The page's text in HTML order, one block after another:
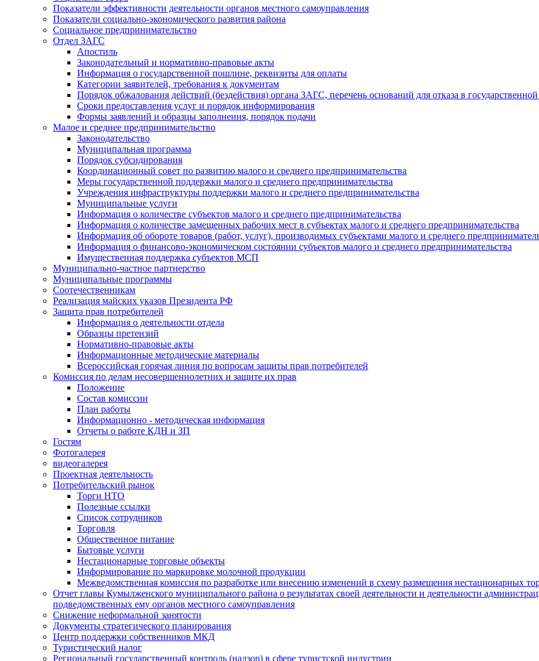
Показатели эффективности деятельности органов местного самоуправления
Показатели социально-экономического развития района
Социальное предпринимательство
Отдел ЗАГС
Апостиль
Законодательный и нормативно-правовые акты
Информация о государственной пошлине, реквизиты для оплаты
Категории заявителей, требования к документам
Порядок обжалования действий (бездействия) органа ЗАГС, перечень оснований для отказа в
Сроки предоставления услуг и порядок информирования
Формы заявлений и образцы заполнения, порядок подачи
Малое и среднее предпринимательство
Законодательство
Муниципальная программа
Порядок субсидирования
Координационный совет по развитию малого и среднего предпринимательства
Меры государственной поддержки малого и среднего предпринимательства
Учреждения инфраструктуры поддержки малого и среднего предпринимательства
Муниципальные услуги
Информация о количестве субъектов малого и среднего предпринимательства
Информация о количестве замещенных рабочих мест в субъектах малого и среднего предпринимательства
Информация об обороте товаров (работ, услуг), производимых субъектами малого и среднего
Информация о финансово-экономическом состоянии субъектов малого и среднего предпринимательства
Имущественная поддержка субъектов МСП
Муниципально-частное партнерство
Муниципальные программы
Соотечественникам
Реализация майских указов Президента РФ
Защита прав потребителей
Информация о деятельности отдела
Образцы претензий
Нормативно-правовые акты
Информационные методические материалы
Всероссийская горячая линия по вопросам защиты прав потребителей
Комиссия по делам несовершеннолетних и защите их прав
Положение
Состав комиссии
План работы
Информационно - методическая информация
Отчеты о работе КДН и ЗП
Гостям
Фотогалерея
видеогалерея
Проектная деятельность
Потребительский рынок
Торги НТО
Полезные ссылки
Список сотрудников
Торговля
Общественное питание
Бытовые услуги
Нестационарные торговые объекты
Информирование по маркировке молочной продукции
Межведомственная комиссия по разработке или внесению изменений в схему размещения нестационарных
Отчет главы Кумылженского муниципального района о результатах своей деятельности и деятельности
подведомственных ему органов местного самоуправления
Снижение неформальной занятости
Документы стратегического планирования
Центр поддержки собственников МКД
Туристический налог
Региональный государственный контроль (надзор) в сфере туристской индустрии